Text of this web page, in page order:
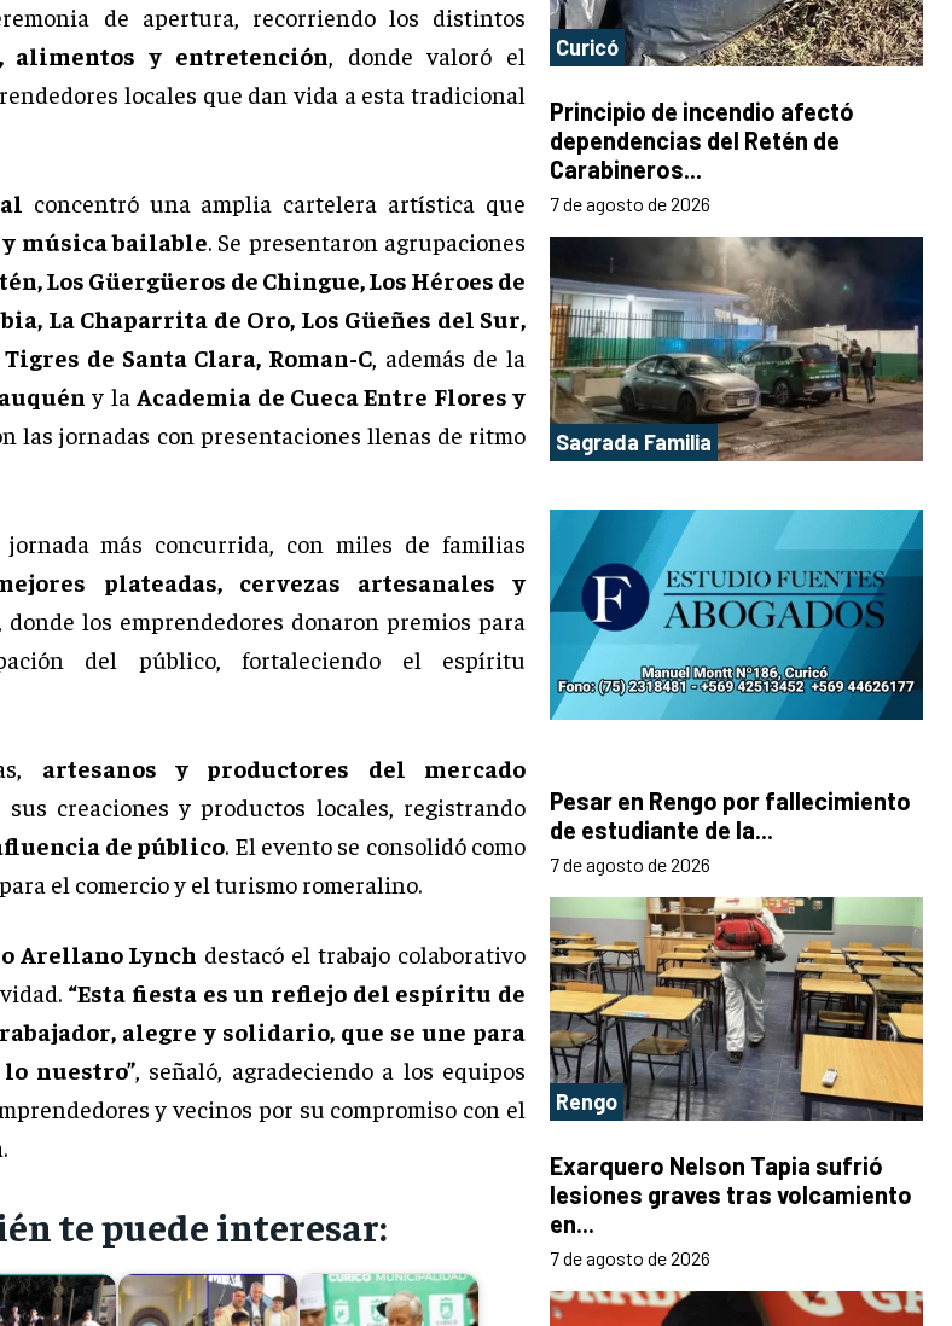
de apertura, recorriendo los distintos
alimentos y entretención, donde valoró el
locales que dan vida a esta tradicional
concentró una amplia cartelera artística que
música bailable. Se presentaron agrupaciones
Los Güergüeros de Chingue, Los Héroes de
La Chaparrita de Oro, Los Güeñes del Sur,
de Santa Clara, Roman-C, además de la
y laAcademia de Cueca Entre Flores y
las jornadas con presentaciones llenas de ritmo
más concurrida, con miles de familias
plateadas, cervezas artesanales y
donde los emprendedores donaron premios para
del público, fortaleciendo el espíritu
artesanos y productores del mercado
sus creaciones y productos locales, registrando
de público. El evento se consolidó como
el comercio y el turismo romeralino.
Arellano Lynch destacó el trabajo colaborativo
“Esta fiesta es un reflejo del espíritu de
alegre y solidario, que se une para
nuestro”, señaló, agradeciendo a los equipos
y vecinos por su compromiso con el
te puede interesar:
Curicó
Principio de incendio afectó
dependencias del Retén de
Carabineros...
7 de agosto de 2026
Sagrada Familia
Pesar en Rengo por fallecimiento
de estudiante de la...
7 de agosto de 2026
Rengo
Exarquero Nelson Tapia sufrió
lesiones graves tras volcamiento
en...
7 de agosto de 2026